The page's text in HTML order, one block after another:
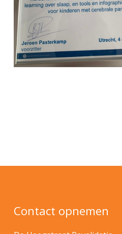
Contact opnemen